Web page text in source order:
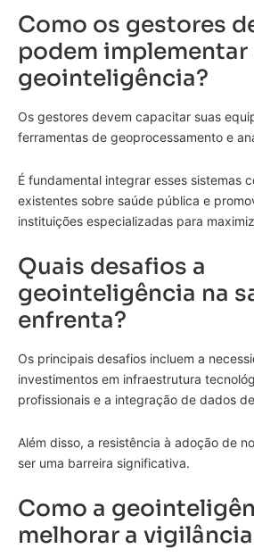
Como os gestores
podem implementar
geointeligência?
Os gestores devem capacitar suas
ferramentas de geoprocessamento e
É fundamental integrar esses sistemas
existentes sobre saúde pública e
instituições especializadas para
Quais desafios a
geointeligência na
enfrenta?
Os principais desafios incluem a
investimentos em infraestrutura
profissionais e a integração de dados
Além disso, a resistência à adoção de
ser uma barreira significativa.
Como a
melhorar a